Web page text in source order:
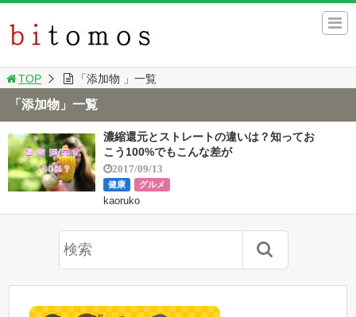
TOP 「添加物 」一覧
「添加物」一覧
濃縮還元とストレートの違いは？知ってお
こう100%でもこんな差が
2017/09/13
健康 グルメ
kaoruko